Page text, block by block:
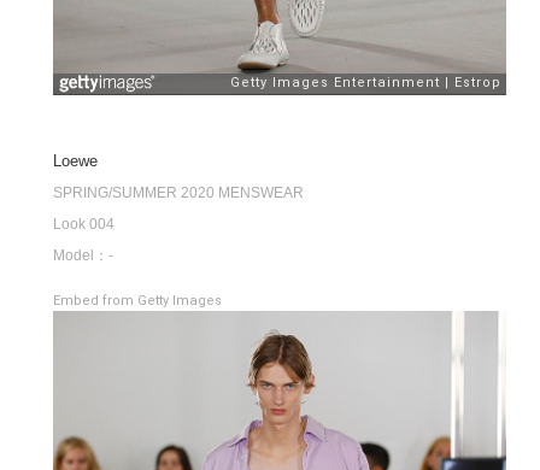
Loewe
SPRING/SUMMER 2020 MENSWEAR
Look 004
Model：-
Embed from Getty Images